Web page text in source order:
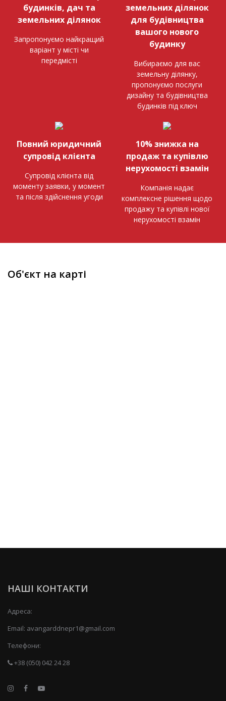
будинків, дач та
земельних ділянок
Запропонуємо найкращий
варіант у місті чи
передмісті
земельних ділянок
для будівництва
вашого нового
будинку
Вибираємо для вас
земельну ділянку,
пропонуємо послуги
дизайну та будівництва
будинків під ключ
Повний юридичний
супровід клієнта
Супровід клієнта від
моменту заявки, у момент
та після здійснення угоди
10% знижка на
продаж та купівлю
нерухомості взамін
Компанія надає
комплексне рішення щодо
продажу та купівлі нової
нерухомості взамін
Об'єкт на карті
НАШІ КОНТАКТИ
Адреса:
Email: avangarddnepr1@gmail.com
Телефони:
+38 (050) 042 24 28